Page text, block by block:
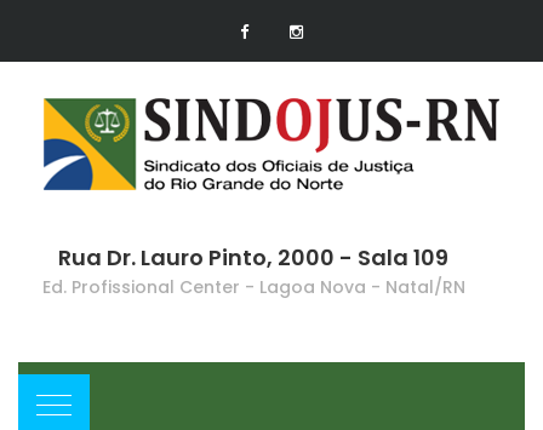
Rua Dr. Lauro Pinto, 2000 - Sala 109
Ed. Profissional Center - Lagoa Nova - Natal/RN